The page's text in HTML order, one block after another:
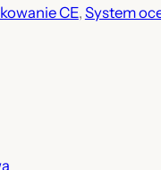
CE, System